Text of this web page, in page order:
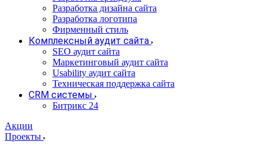
Разработка дизайна сайта
Разработка логотипа
Фирменный стиль
Комплексный аудит сайта
SEO аудит сайта
Маркетинговый аудит сайта
Usability аудит сайта
Техническая поддержка сайта
CRM системы
Битрикс 24
Акции
Проекты